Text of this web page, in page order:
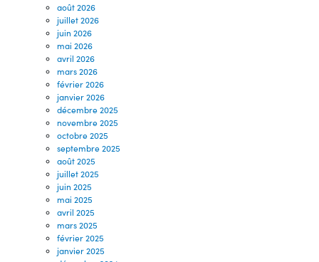
août 2026
juillet 2026
juin 2026
mai 2026
avril 2026
mars 2026
février 2026
janvier 2026
décembre 2025
novembre 2025
octobre 2025
septembre 2025
août 2025
juillet 2025
juin 2025
mai 2025
avril 2025
mars 2025
février 2025
janvier 2025